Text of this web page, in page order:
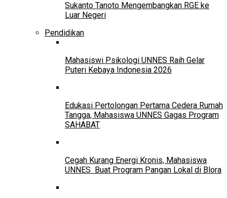
Sukanto Tanoto Mengembangkan RGE ke
Luar Negeri
Pendidikan
Mahasiswi Psikologi UNNES Raih Gelar
Puteri Kebaya Indonesia 2026
Edukasi Pertolongan Pertama Cedera Rumah
Tangga, Mahasiswa UNNES Gagas Program
SAHABAT
Cegah Kurang Energi Kronis, Mahasiswa
UNNES Buat Program Pangan Lokal di Blora